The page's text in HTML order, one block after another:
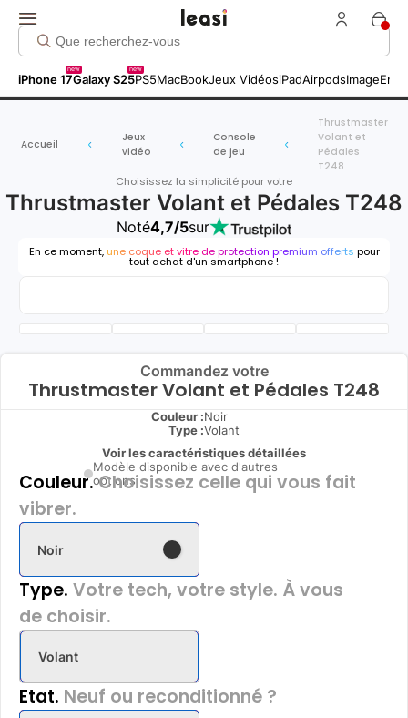
iPhone 17
new
Galaxy S25
new
PS5MacBookJeux VidéosiPadAirpodsImage
Accueil
Jeux
vidéo
Console
de jeu
Thrustmaster
Volant et
Pédales
T248
Choisissez la simplicité pour votre
Thrustmaster Volant et Pédales T248
Noté4,7/5sur
En ce moment, une coque et vitre de protection premium offerts pour
tout achat d'un smartphone !
Commandez votre
Thrustmaster Volant et Pédales T248
Couleur :Noir
Type :Volant
Voir les caractéristiques détaillées
Modèle disponible avec d'autres
options
Couleur.Choisissez celle qui vous fait
vibrer.
Noir
Type. Votre tech, votre style. À vous
de choisir.
Volant
Etat. Neuf ou reconditionné ?